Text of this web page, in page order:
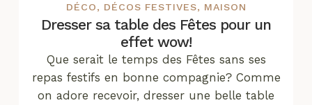
DÉCO, DÉCOS FESTIVES, MAISON
Dresser sa table des Fêtes pour un
effet wow!
Que serait le temps des Fêtes sans ses
repas festifs en bonne compagnie? Comme
on adore recevoir, dresser une belle table